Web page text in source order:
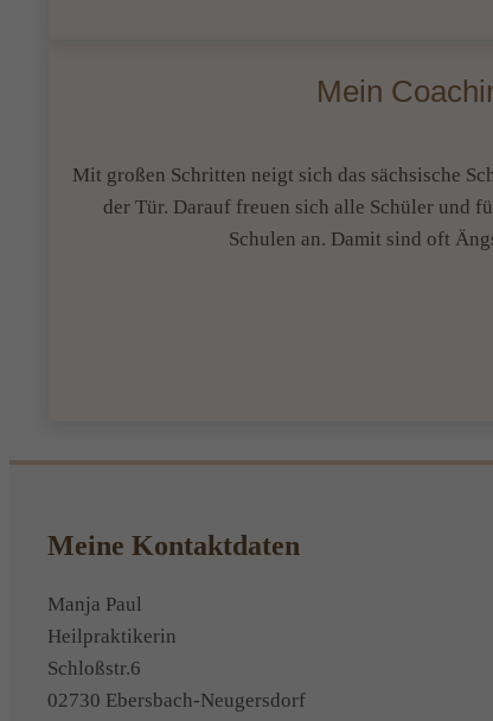
Mein
Mit großen Schritten neigt sich das sächsische
der Tür. Darauf freuen sich alle Schüler und
Schulen an. Damit sind oft
Meine Kontaktdaten
Manja Paul
Heilpraktikerin
Schloßstr.6
02730 Ebersbach-Neugersdorf